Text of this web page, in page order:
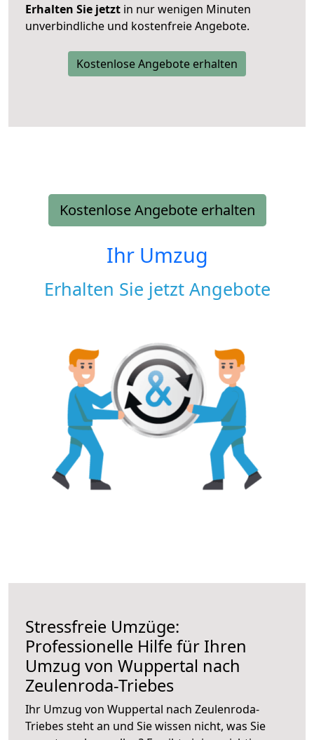
Erhalten Sie jetzt in nur wenigen Minuten
unverbindliche und kostenfreie Angebote.
Kostenlose Angebote erhalten
Kostenlose Angebote erhalten
Ihr Umzug
Erhalten Sie jetzt Angebote
Stressfreie Umzüge:
Professionelle Hilfe für Ihren
Umzug von Wuppertal nach
Zeulenroda-Triebes
Ihr Umzug von Wuppertal nach Zeulenroda-
Triebes steht an und Sie wissen nicht, was Sie